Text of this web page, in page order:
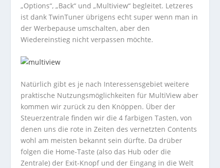
„Options“, „Back“ und „Multiview“ begleitet. Letzeres
ist dank TwinTuner übrigens echt super wenn man in
der Werbepause umschalten, aber den
Wiedereinstieg nicht verpassen möchte.
Natürlich gibt es je nach Interessensgebiet weitere
praktische Nutzungsmöglichkeiten für MultiView aber
kommen wir zurück zu den Knöppen. Über der
Steuerzentrale finden wir die 4 farbigen Tasten, von
denen uns die rote in Zeiten des vernetzten Contents
wohl am meisten bekannt sein dürfte. Da drüber
folgen die Home-Taste (also das Hub oder die
Zentrale) der Exit-Knopf und der Eingang in die Welt